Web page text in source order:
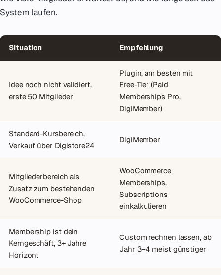
System laufen.
Situation Empfehlung
Idee noch nicht validiert,
erste 50 Mitglieder
Plugin, am besten mit
Free-Tier (Paid
Memberships Pro,
DigiMember)
Standard-Kursbereich,
Verkauf über Digistore24
DigiMember
Mitgliederbereich als
Zusatz zum bestehenden
WooCommerce-Shop
WooCommerce
Memberships,
Subscriptions
einkalkulieren
Membership ist dein
Kerngeschäft, 3+ Jahre
Horizont
Custom rechnen lassen, ab
Jahr 3–4 meist günstiger